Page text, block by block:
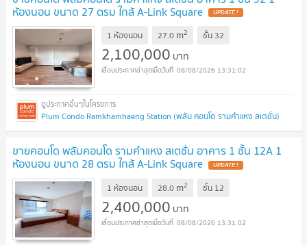
ห้องนอน ขนาด 27 ตรม ใกล้ A-Link Square UPDATE !
1 ห้องนอน 27.0 m2 ชั้น 32
2,100,000 บาท
08/08/2026 13:31:02
Plum Condo Ramkhamhaeng Station (พลัม คอนโด รามคำแหง สเตชั่น)
ขายคอนโด พลัมคอนโด รามคำแหง สเตชั่น อาคาร 1 ชั้น 12A 1
ห้องนอน ขนาด 28 ตรม ใกล้ A-Link Square UPDATE !
1 ห้องนอน 28.0 m2 ชั้น 12
2,400,000 บาท
08/08/2026 13:31:02